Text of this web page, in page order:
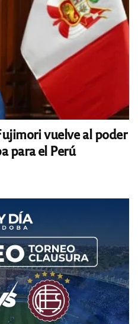
vuelve al poder
para el Perú